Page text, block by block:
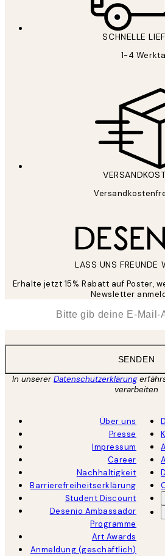
SCHNELLE
1-4
LASS UNS FREUNDE
Erhalte jetzt 15% Rabatt auf Poster,
Newsletter
SENDEN
In unsererDatenschutzerklärung
verarbeiten
Über uns
Presse
Impressum
Career
Nachhaltigkeit
Barrierefreiheitserklärung
Student Discount
Desenio Ambassador
Programme
Art Awards
Anmeldung (geschäftlich)